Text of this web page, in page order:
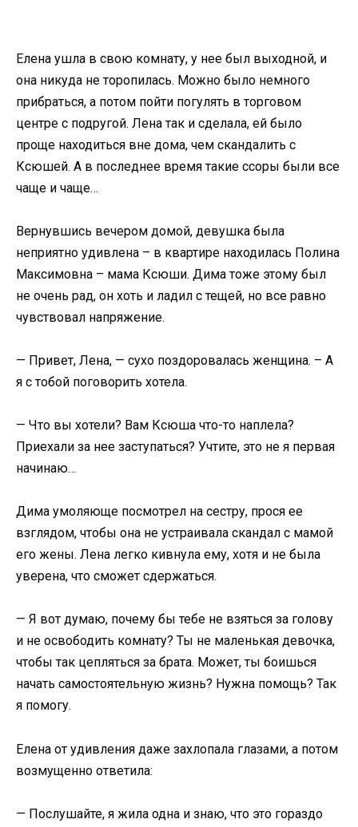
Елена ушла в свою комнату, у нее был выходной, и
она никуда не торопилась. Можно было немного
прибраться, а потом пойти погулять в торговом
центре с подругой. Лена так и сделала, ей было
проще находиться вне дома, чем скандалить с
Ксюшей. А в последнее время такие ссоры были все
чаще и чаще…
Вернувшись вечером домой, девушка была
неприятно удивлена – в квартире находилась Полина
Максимовна – мама Ксюши. Дима тоже этому был
не очень рад, он хоть и ладил с тещей, но все равно
чувствовал напряжение.
— Привет, Лена, — сухо поздоровалась женщина. – А
я с тобой поговорить хотела.
— Что вы хотели? Вам Ксюша что-то наплела?
Приехали за нее заступаться? Учтите, это не я первая
начинаю…
Дима умоляюще посмотрел на сестру, прося ее
взглядом, чтобы она не устраивала скaндал с мамой
его жены. Лена легко кивнула ему, хотя и не была
уверена, что сможет сдержаться.
— Я вот думаю, почему бы тебе не взяться за голову
и не освободить комнату? Ты не маленькая девочка,
чтобы так цепляться за брата. Может, ты боишься
начать самостоятельную жизнь? Нужна помощь? Так
я помогу.
Елена от удивления даже захлопала глазами, а потом
возмущенно ответила:
— Послушайте, я жила одна и знаю, что это гораздо